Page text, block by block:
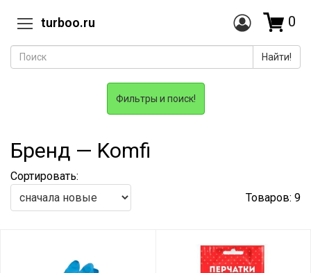
turboo.ru
Найти!
0
Фильтры и поиск!
Бренд — Komfi
Сортировать:
Товаров: 9